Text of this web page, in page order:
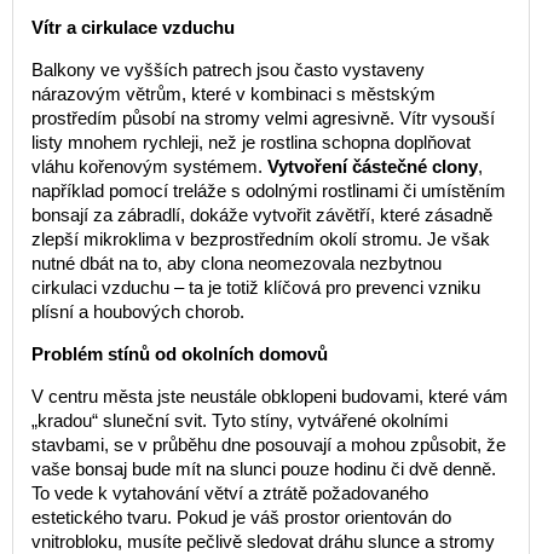
Vítr a cirkulace vzduchu
Balkony ve vyšších patrech jsou často vystaveny
nárazovým větrům, které v kombinaci s městským
prostředím působí na stromy velmi agresivně. Vítr vysouší
listy mnohem rychleji, než je rostlina schopna doplňovat
vláhu kořenovým systémem. Vytvoření částečné clony,
například pomocí treláže s odolnými rostlinami či umístěním
bonsají za zábradlí, dokáže vytvořit závětří, které zásadně
zlepší mikroklima v bezprostředním okolí stromu. Je však
nutné dbát na to, aby clona neomezovala nezbytnou
cirkulaci vzduchu – ta je totiž klíčová pro prevenci vzniku
plísní a houbových chorob.
Problém stínů od okolních domovů
V centru města jste neustále obklopeni budovami, které vám
„kradou“ sluneční svit. Tyto stíny, vytvářené okolními
stavbami, se v průběhu dne posouvají a mohou způsobit, že
vaše bonsaj bude mít na slunci pouze hodinu či dvě denně.
To vede k vytahování větví a ztrátě požadovaného
estetického tvaru. Pokud je váš prostor orientován do
vnitrobloku, musíte pečlivě sledovat dráhu slunce a stromy